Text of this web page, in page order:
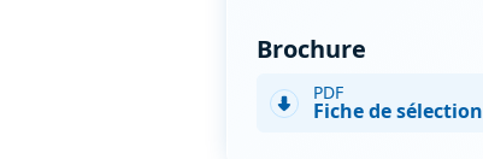
Brochure
PDF
Fiche de